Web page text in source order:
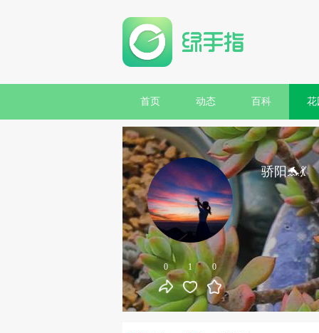
首页 动态 百科 花
0 1 0
骄阳🐬💃